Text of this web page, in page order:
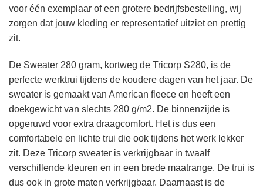
voor één exemplaar of een grotere bedrijfsbestelling, wij
zorgen dat jouw kleding er representatief uitziet en prettig
zit.
De Sweater 280 gram, kortweg de Tricorp S280, is de
perfecte werktrui tijdens de koudere dagen van het jaar. De
sweater is gemaakt van American fleece en heeft een
doekgewicht van slechts 280 g/m2. De binnenzijde is
opgeruwd voor extra draagcomfort. Het is dus een
comfortabele en lichte trui die ook tijdens het werk lekker
zit. Deze Tricorp sweater is verkrijgbaar in twaalf
verschillende kleuren en in een brede maatrange. De trui is
dus ook in grote maten verkrijgbaar. Daarnaast is de